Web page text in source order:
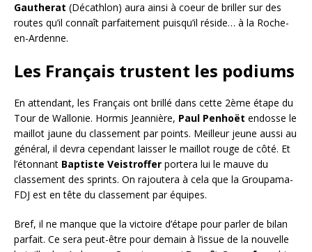
Gautherat (Décathlon) aura ainsi à coeur de briller sur des
routes qu’il connaît parfaitement puisqu’il réside… à la Roche-
en-Ardenne.
Les Français trustent les podiums
En attendant, les Français ont brillé dans cette 2ème étape du
Tour de Wallonie. Hormis Jeannière, Paul Penhoët endosse le
maillot jaune du classement par points. Meilleur jeune aussi au
général, il devra cependant laisser le maillot rouge de côté. Et
l’étonnant Baptiste Veistroffer portera lui le mauve du
classement des sprints. On rajoutera à cela que la Groupama-
FDJ est en tête du classement par équipes.
Bref, il ne manque que la victoire d’étape pour parler de bilan
parfait. Ce sera peut-être pour demain à l’issue de la nouvelle